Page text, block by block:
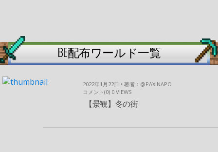
BE配布ワールド一覧
2022年1月22日 • 著者：@PAXINAPO
コメント(0) 0 VIEWS
【景観】冬の街